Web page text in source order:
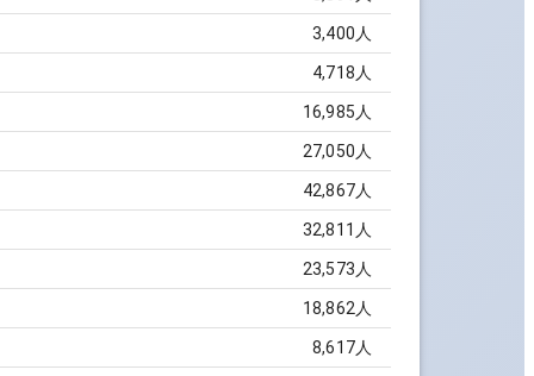
3,400 人
4,718 人
16,985 人
27,050 人
42,867人
32,811 人
23,573 人
18,862 人
8,617人